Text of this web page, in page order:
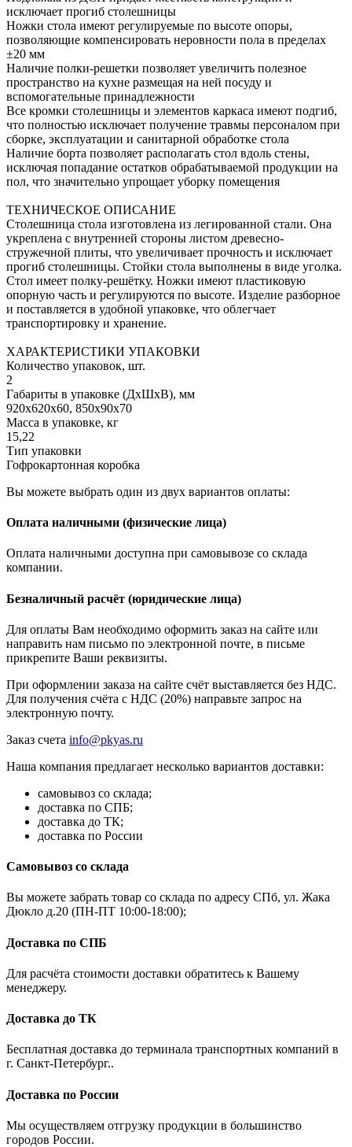
исключает прогиб столешницы
Ножки стола имеют регулируемые по высоте опоры,
позволяющие компенсировать неровности пола в пределах
±20 мм
Наличие полки-решетки позволяет увеличить полезное
пространство на кухне размещая на ней посуду и
вспомогательные принадлежности
Все кромки столешницы и элементов каркаса имеют подгиб,
что полностью исключает получение травмы персоналом при
сборке, эксплуатации и санитарной обработке стола
Наличие борта позволяет располагать стол вдоль стены,
исключая попадание остатков обрабатываемой продукции на
пол, что значительно упрощает уборку помещения
ТЕХНИЧЕСКОЕ ОПИСАНИЕ
Столешница стола изготовлена из легированной стали. Она
укреплена с внутренней стороны листом древесно-
стружечной плиты, что увеличивает прочность и исключает
прогиб столешницы. Стойки стола выполнены в виде уголка.
Стол имеет полку-решётку. Ножки имеют пластиковую
опорную часть и регулируются по высоте. Изделие разборное
и поставляется в удобной упаковке, что облегчает
транспортировку и хранение.
ХАРАКТЕРИСТИКИ УПАКОВКИ
Количество упаковок, шт.
2
Габариты в упаковке (ДхШхВ), мм
920х620х60, 850х90х70
Масса в упаковке, кг
15,22
Тип упаковки
Гофрокартонная коробка
Вы можете выбрать один из двух вариантов оплаты:
Оплата наличными (физические лица)
Оплата наличными доступна при самовывозе со склада
компании.
Безналичный расчёт (юридические лица)
Для оплаты Вам необходимо оформить заказ на сайте или
направить нам письмо по электронной почте, в письме
прикрепите Ваши реквизиты.
При оформлении заказа на сайте счёт выставляется без НДС.
Для получения счёта с НДС (20%) направьте запрос на
электронную почту.
Заказ счета info@pkyas.ru
Наша компания предлагает несколько вариантов доставки:
самовывоз со склада;
доставка по СПБ;
доставка до ТК;
доставка по России
Самовывоз со склада
Вы можете забрать товар со склада по адресу СПб, ул. Жака
Дюкло д.20 (ПН-ПТ 10:00-18:00);
Доставка по СПБ
Для расчёта стоимости доставки обратитесь к Вашему
менеджеру.
Доставка до ТК
Бесплатная доставка до терминала транспортных компаний в
г. Санкт-Петербург..
Доставка по России
Мы осуществляем отгрузку продукции в большинство
городов России.